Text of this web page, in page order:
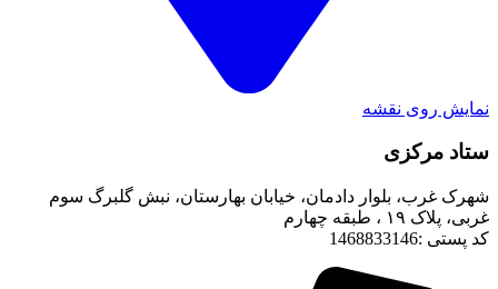
نمایش روی نقشه
ستاد مرکزی
شهرک غرب، بلوار دادمان، خیابان بهارستان، نبش گلبرگ سوم
غربی، پلاک ۱۹ ، طبقه چهارم
کد پستی :1468833146